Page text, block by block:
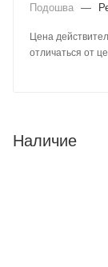
Подошва —
Цена
отличаться от
Наличие